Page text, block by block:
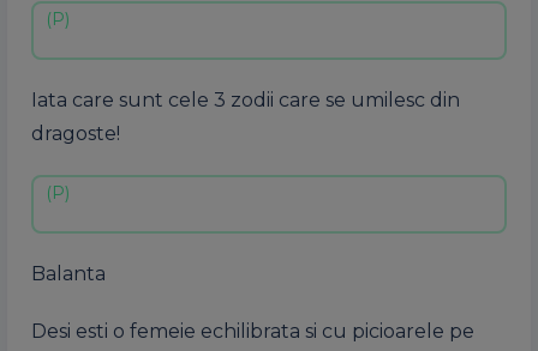
Iata care sunt cele 3 zodii care se umilesc din
dragoste!
Balanta
Desi esti o femeie echilibrata si cu picioarele pe